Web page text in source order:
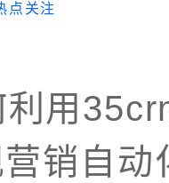
点关注
利用
销自动